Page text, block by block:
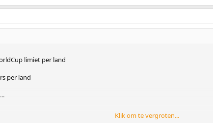
limiet per land
per land
Klik om te vergroten...